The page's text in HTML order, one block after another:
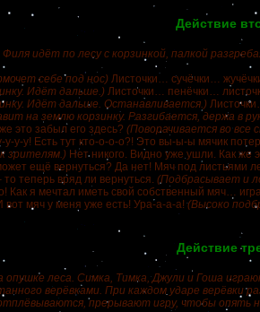
Действие
идёт по лесу с корзинкой, палкой
себе под нос) Листочки… сучёчки…
Идёт дальше.) Листочки… пенёчки…
Идёт дальше. Останавливается.)
на землю корзинку. Разгибается, держа в
это забыл его здесь? (Поворачивается во все
у-у-у! Есть тут кто-о-о-о?! Это вы-ы-ы мячик
зрителям.) Нет никого. Видно уже ушли. Как же
ещё вернуться? Да нет! Мяч под листьями
то теперь вряд ли вернуться. (Подбрасывает и
Как я мечтал иметь свой собственный мяч…
вот мяч у меня уже есть! Ура-а-а-а!(Высоко
Действие
опушке леса. Симка, Тимка, Джули и Гоша
верёвками. При каждом ударе верёвки
прерывают игру, чтобы опять